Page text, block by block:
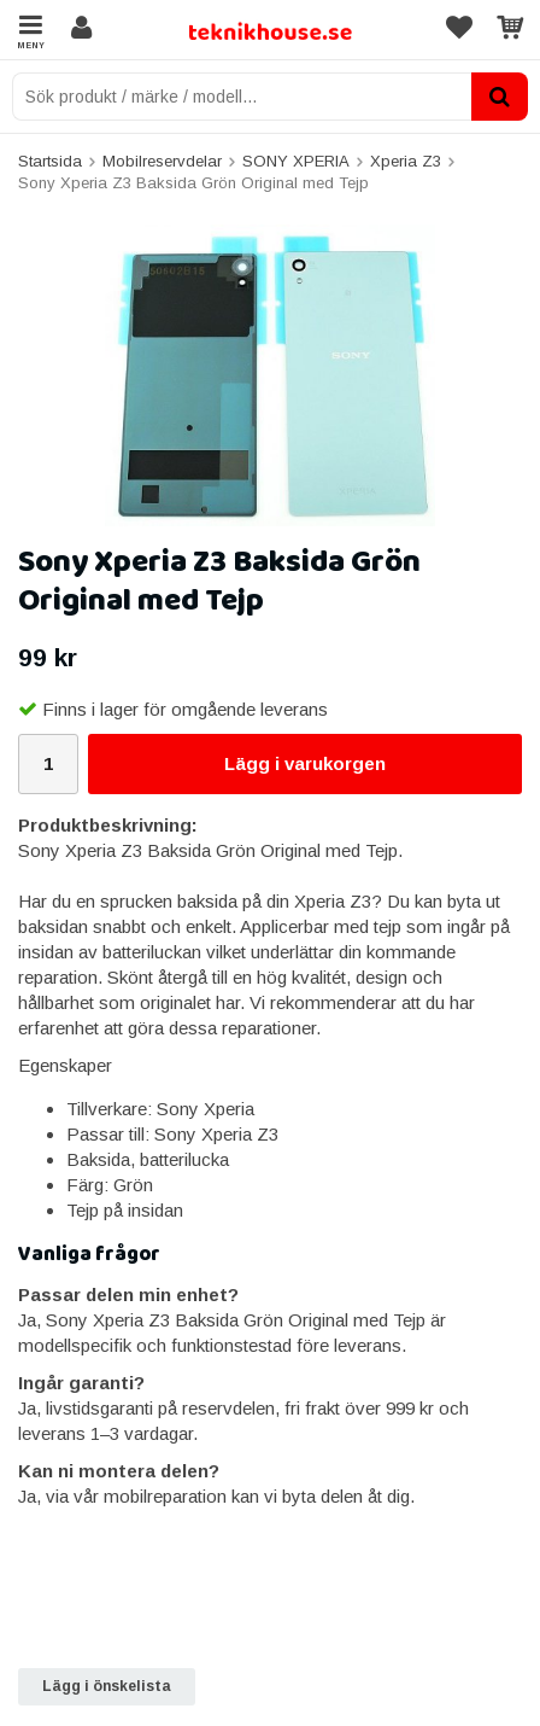
MENY
Startsida Mobilreservdelar SONY XPERIA
Xperia Z3
Sony Xperia Z3 Baksida Grön Original med Tejp
Sony Xperia Z3 Baksida Grön
Original med Tejp
99 kr
Finns i lager för omgående leverans
Lägg i varukorgen
Produktbeskrivning:
Sony Xperia Z3 Baksida Grön Original med Tejp.
Har du en sprucken baksida på din Xperia Z3? Du kan byta ut
baksidan snabbt och enkelt. Applicerbar med tejp som ingår på
insidan av batteriluckan vilket underlättar din kommande
reparation. Skönt återgå till en hög kvalitét, design och
hållbarhet som originalet har. Vi rekommenderar att du har
erfarenhet att göra dessa reparationer.
Egenskaper
Tillverkare: Sony Xperia
Passar till: Sony Xperia Z3
Baksida, batterilucka
Färg: Grön
Tejp på insidan
Vanliga frågor
Passar delen min enhet?
Ja, Sony Xperia Z3 Baksida Grön Original med Tejp är
modellspecifik och funktionstestad före leverans.
Ingår garanti?
Ja, livstidsgaranti på reservdelen, fri frakt över 999 kr och
leverans 1–3 vardagar.
Kan ni montera delen?
Ja, via vår mobilreparation kan vi byta delen åt dig.
Lägg i önskelista